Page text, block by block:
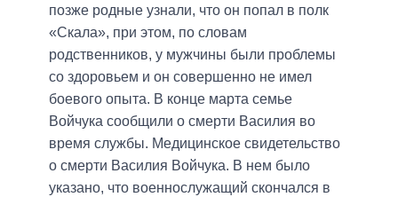
позже родные узнали, что он попал в полк
«Скала», при этом, по словам
родственников, у мужчины были проблемы
со здоровьем и он совершенно не имел
боевого опыта. В конце марта семье
Войчука сообщили о смерти Василия во
время службы. Медицинское свидетельство
о смерти Василия Войчука. В нем было
указано, что военнослужащий скончался в